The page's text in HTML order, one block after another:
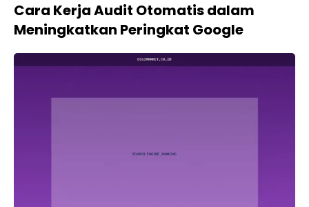
Cara Kerja Audit Otomatis dalam
Meningkatkan Peringkat Google